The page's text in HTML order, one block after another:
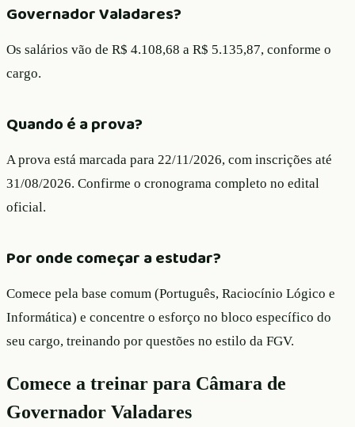
Governador Valadares?
Os salários vão de R$ 4.108,68 a R$ 5.135,87, conforme o
cargo.
Quando é a prova?
A prova está marcada para 22/11/2026, com inscrições até
31/08/2026. Confirme o cronograma completo no edital
oficial.
Por onde começar a estudar?
Comece pela base comum (Português, Raciocínio Lógico e
Informática) e concentre o esforço no bloco específico do
seu cargo, treinando por questões no estilo da FGV.
Comece a treinar para Câmara de
Governador Valadares